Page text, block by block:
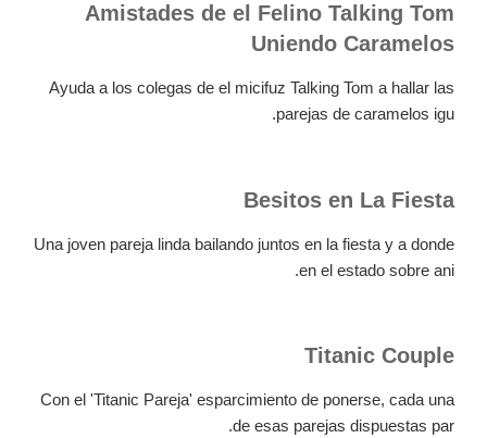
Amistades de el Felino Talking Tom
Uniendo Caramelos
Ayuda a los colegas de el micifuz Talking Tom a hallar las
parejas de caramelos igu.
Besitos en La Fiesta
Una joven pareja linda bailando juntos en la fiesta y a donde
en el estado sobre ani.
Titanic Couple
Con el 'Titanic Pareja' esparcimiento de ponerse, cada una
de esas parejas dispuestas par.